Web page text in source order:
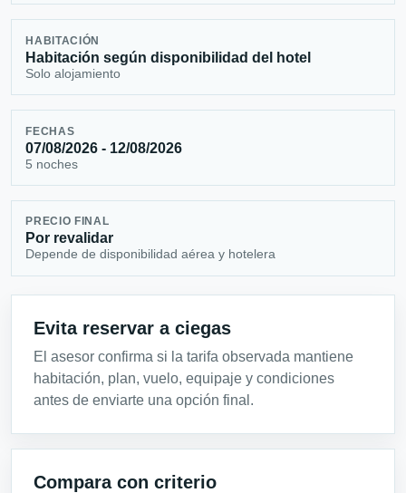
HABITACIÓN
Habitación según disponibilidad del hotel
Solo alojamiento
FECHAS
07/08/2026 - 12/08/2026
5 noches
PRECIO FINAL
Por revalidar
Depende de disponibilidad aérea y hotelera
Evita reservar a ciegas
El asesor confirma si la tarifa observada mantiene
habitación, plan, vuelo, equipaje y condiciones
antes de enviarte una opción final.
Compara con criterio